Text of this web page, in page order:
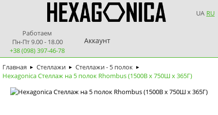
UA RU
Работаем
Пн-Пт 9.00 - 18.00
+38 (098) 397-46-78
Аккаунт
Главная ► Стеллажи ► Стеллажи - 5 полок ►
Hexagonica Стеллаж на 5 полок Rhombus (1500В х 750Ш х 365Г)